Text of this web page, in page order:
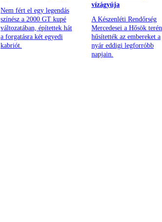
Nem fért el egy legendás
színész a 2000 GT kupé
változatában, építettek hát
a forgatásra két egyedi
kabriót.
vízágyúja
A Készenléti Rendőrség
Mercedesei a Hősök terén
hűsítették az embereket a
nyár eddigi legforróbb
napjain.